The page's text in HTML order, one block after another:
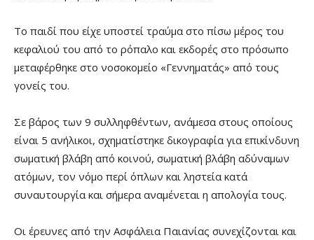
Το παιδί που είχε υποστεί τραύμα στο πίσω μέρος του
κεφαλιού του από το ρόπαλο και εκδορές στο πρόσωπο
μεταφέρθηκε στο νοσοκομείο «Γεννηματάς» από τους
γονείς του.
Σε βάρος των 9 συλληφθέντων, ανάμεσα στους οποίους
είναι 5 ανήλικοι, σχηματίστηκε δικογραφία για επικίνδυνη
σωματική βλάβη από κοινού, σωματική βλάβη αδύναμων
ατόμων, τον νόμο περί όπλων και ληστεία κατά
συναυτουργία και σήμερα αναμένεται η απολογία τους.
Οι έρευνες από την Ασφάλεια Παιανίας συνεχίζονται και